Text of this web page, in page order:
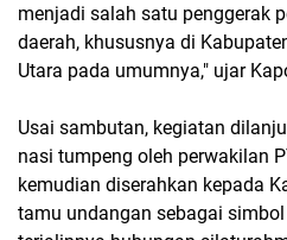
menjadi salah satu penggerak
daerah, khususnya di
Utara pada umumnya," ujar
Usai sambutan, kegiatan
nasi tumpeng oleh perwakilan
kemudian diserahkan kepada
tamu undangan sebagai